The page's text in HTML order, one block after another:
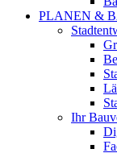
PLANEN &
Ihr